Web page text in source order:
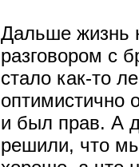
Дальше жизнь
разговором с
стало как-то
оптимистично
и был прав. А
решили, что